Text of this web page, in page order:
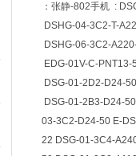
：张静-802手机 :
DSHG-04-3C2-T-
DSHG-06-3C2-
EDG-01V-C-PNT13-
DSG-01-2D2-D24-
DSG-01-2B3-D24-
03-3C2-D24-50 E-
22 DSG-01-3C4-